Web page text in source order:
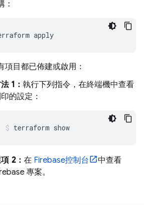
：
apply
項目都已佈建或啟用：
1：執行下列指令，在終端機中查看
的設定：
terraform show
2：在 Firebase控制台
中查看
專案。